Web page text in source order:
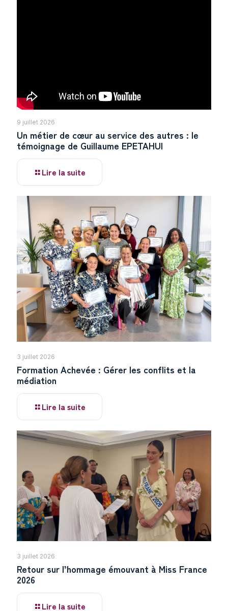
9 juillet 2026
Un métier de cœur au service des autres : le
témoignage de Guillaume EPETAHUI
Lire la suite
3 juillet 2026
Formation Achevée : Gérer les conflits et la
médiation
Lire la suite
3 juillet 2026
Retour sur l’hommage émouvant à Miss France
2026
Lire la suite